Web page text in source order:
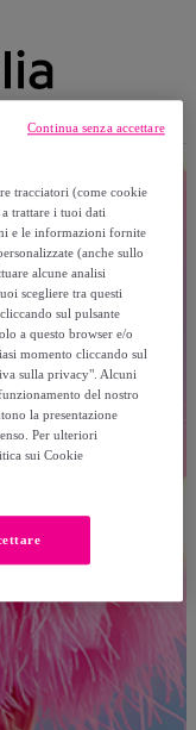
tracciatori (come cookie
trattare i tuoi dati
e le informazioni fornite
(anche sullo
alcune analisi
scegliere tra questi
sul pulsante
a questo browser e/o
momento cliccando sul
sulla privacy". Alcuni
del nostro
la presentazione
Per ulteriori
sui Cookie
Continua senza accettare